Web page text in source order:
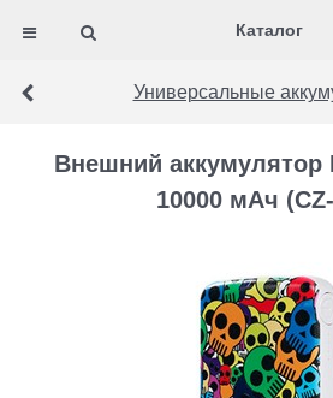
Каталог
Универсальные
Внешний аккумулятор
10000 мАч